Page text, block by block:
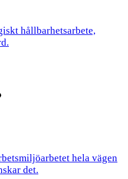
hållbarhetsarbete,
hela vägen
det.